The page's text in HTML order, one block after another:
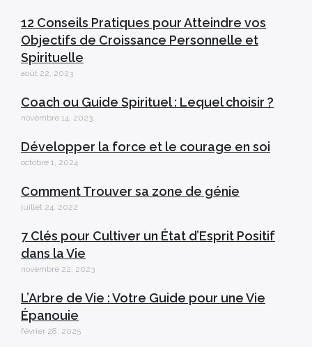
12 Conseils Pratiques pour Atteindre vos
Objectifs de Croissance Personnelle et
Spirituelle
août 22, 2023
Coach ou Guide Spirituel : Lequel choisir ?
novembre 14, 2023
Développer la force et le courage en soi
octobre 1, 2024
Comment Trouver sa zone de génie
juillet 24, 2022
7 Clés pour Cultiver un État d’Esprit Positif
dans la Vie
novembre 22, 2023
L’Arbre de Vie : Votre Guide pour une Vie
Épanouie
février 28, 2025